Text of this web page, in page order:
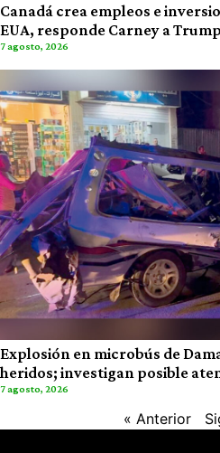
Canadá crea empleos e
EUA, responde Carney a Trump
7 agosto, 2026
Explosión en microbús de
heridos; investigan posible
7 agosto, 2026
« Anterior